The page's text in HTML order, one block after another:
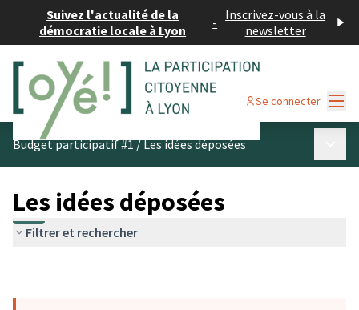
Suivez l'actualité de la
démocratie locale à Lyon
- Inscrivez-vous à la
newsletter
Se connecter
Budget participatif #1/Les idées déposées
Les idées déposées
Filtrer et rechercher